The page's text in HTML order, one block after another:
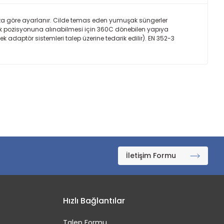
göre ayarlanır. Cilde temas eden yumuşak süngerler
pozisyonuna alınabilmesi için 360C dönebilen yapıya
adaptör sistemleri talep üzerine tedarik edilir). EN 352-3
İletişim Formu
Hızlı Bağlantılar